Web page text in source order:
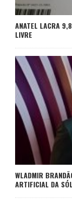
ANATEL LACRA
LIVRE
WLADMIR
ARTIFICIAL DA